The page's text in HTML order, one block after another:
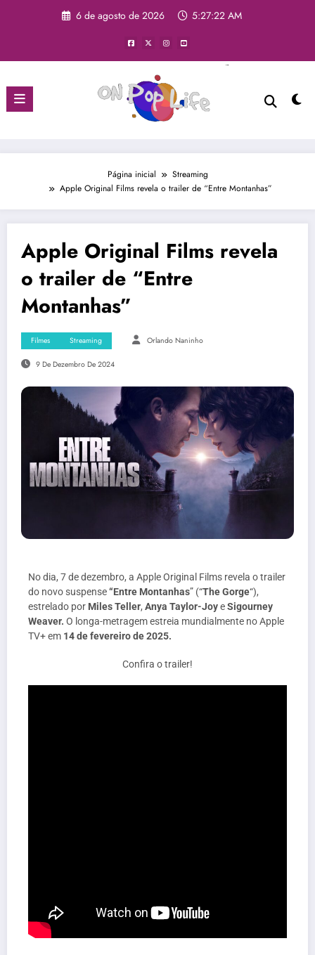
6 de agosto de 2026 5:27:23 AM
Página inicial
Streaming
Apple Original Films revela o trailer de “Entre Montanhas”
Apple Original Films revela
o trailer de “Entre
Montanhas”
Filmes Streaming Orlando Naninho
9 De Dezembro De 2024
No dia, 7 de dezembro, a Apple Original Films revela o trailer
do novo suspense“Entre Montanhas” (“The Gorge“),
estrelado por Miles Teller, Anya Taylor-JoyeSigourney
Weaver. O longa-metragem estreia mundialmente no Apple
TV+ em 14 de fevereiro de 2025.
Confira o trailer!